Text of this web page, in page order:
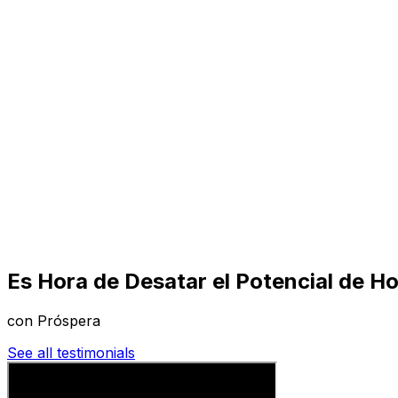
Es Hora de Desatar el Potencial de
con Próspera
See all testimonials